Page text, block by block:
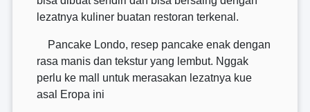
lezatnya kuliner buatan restoran terkenal.
Pancake Londo, resep pancake enak dengan
rasa manis dan tekstur yang lembut. Nggak
perlu ke mall untuk merasakan lezatnya kue
asal Eropa ini